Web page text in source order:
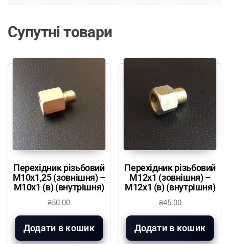
Супутні товари
Перехідник різьбовий
М10х1,25 (зовнішня) –
М10х1 (в) (внутрішня)
₴50.00
Додати в кошик
Перехідник різьбовий
М12х1 (зовнішня) –
М12х1 (в) (внутрішня)
₴45.00
Додати в кошик